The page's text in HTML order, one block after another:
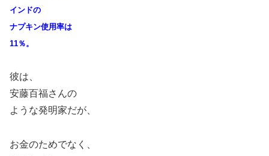
インドの
ナプキン使用率は
11％。
彼は、
安藤百福さんの
ような発明家だが、
お金のためでなく、